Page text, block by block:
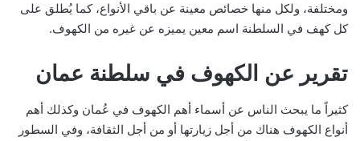
ومختلفة، ولكل منها خصائص معينة عن باقي الأنواع، كما يُطلق على
كل كهف في السلطنة اسم معين يميزه عن غيره من الكهوف.
تقرير عن الكهوف في سلطنة عمان
كثيراً ما يبحث الناس عن أسماء أهم الكهوف في عُمان وكذلك أهم
أنواع الكهوف هناك من أجل زيارتها أو من أجل الثقافة، وفي السطور